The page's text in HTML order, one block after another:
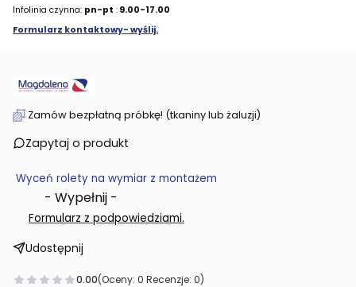
Infolinia czynna: pn-pt : 9.00-17.00
Formularz kontaktowy- wyślij.
Zamów bezpłatną próbkę! (tkaniny lub żaluzji)
Zapytaj o produkt
Wyceń rolety na wymiar z montażem
- Wypełnij -
Formularz z podpowiedziami.
Udostępnij
0.00(Oceny: 0 Recenzje: 0)